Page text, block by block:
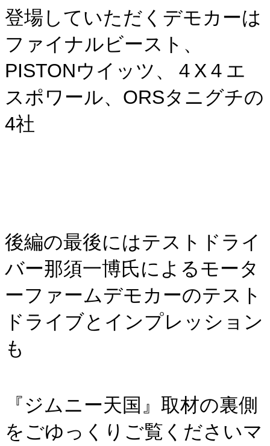
登場していただくデモカーは
ファイナルビースト、
PISTONウイッツ、４X４エ
スポワール、ORSタニグチの
4社
後編の最後にはテストドライ
バー那須一博氏によるモータ
ーファームデモカーのテスト
ドライブとインプレッション
も
『ジムニー天国』取材の裏側
をごゆっくりご覧くださいマ